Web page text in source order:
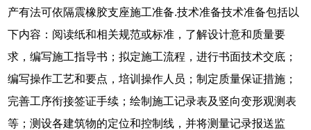
产有法可依隔震橡胶支座施工准备.技术准备技术准备包括以
下内容：阅读纸和相关规范或标准，了解设计意和质量要
求，编写施工指导书；拟定施工流程，进行书面技术交底；
编写操作工艺和要点，培训操作人员；制定质量保证措施；
完善工序衔接签证手续；绘制施工记录表及竖向变形观测表
等；测设各建筑物的定位和控制线，并将测量记录报送监